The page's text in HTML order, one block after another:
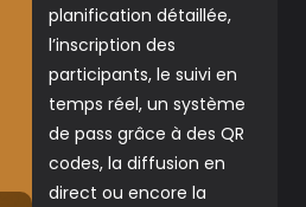
planification détaillée,
l’inscription des
participants, le suivi en
temps réel, un système
de pass grâce à des QR
codes, la diffusion en
direct ou encore la